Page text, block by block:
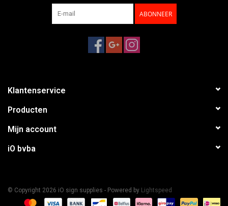
ABONNEER
Klantenservice
Producten
Mijn account
iO bvba
© Copyright 2026 iO sign supplies - Powered by Lightspeed